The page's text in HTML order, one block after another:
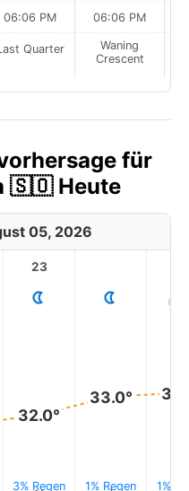
06:06 PM
Quarter
06:06 PM
Waning
Crescent
für
🇸🇴 Heute
05, 2026
23
32.0°
3% Regen
33.0°
1% Regen 1%